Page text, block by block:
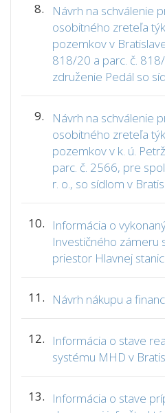
8.
Návrh na schválenie
osobitného zreteľa
pozemkov v
818/20 a parc. č.
združenie Pedál so
9.
Návrh na schválenie
osobitného zreteľa
pozemkov v k. ú.
parc. č. 2566, pre
r. o., so sídlom v
10.
Informácia o
Investičného zámeru
priestor Hlavnej
11. Návrh nákupu a
12.
Informácia o stave
systému MHD v
13.
Informácia o stave